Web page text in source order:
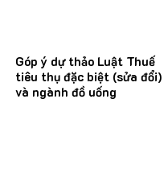
Góp ý dự thảo Luật Thuế
tiêu thụ đặc biệt (sửa đổi)
và ngành đồ uống